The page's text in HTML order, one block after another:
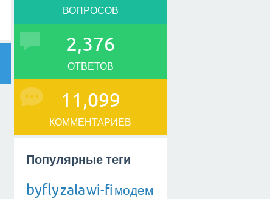
ВОПРОСОВ
2,376
ОТВЕТОВ
11,099
КОММЕНТАРИЕВ
Популярные теги
byflyzalawi-fi модем